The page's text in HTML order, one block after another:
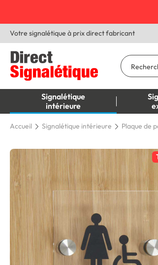
Votre signalétique à prix direct fabricant
Signalétique
intérieure
Accueil Signalétique intérieure Plaque de